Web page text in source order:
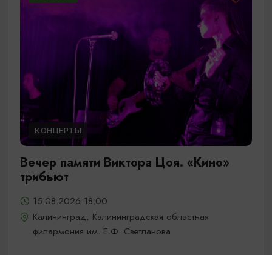
КОНЦЕРТЫ
Вечер памяти Виктора Цоя. «Кино»
трибьют
15.08.2026 18:00
Калининград, Калининградская областная
филармония им. Е.Ф. Светланова